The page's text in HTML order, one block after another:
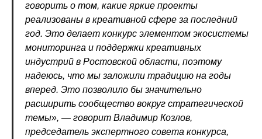
говорить о том, какие яркие проекты
реализованы в креативной сфере за последний
год. Это делает конкурс элементом экосистемы
мониторинга и поддержки креативных
индустрий в Ростовской области, поэтому
надеюсь, что мы заложили традицию на годы
вперед. Это позволило бы значительно
расширить сообщество вокруг стратегической
темы», — говорит Владимир Козлов,
председатель экспертного совета конкурса,